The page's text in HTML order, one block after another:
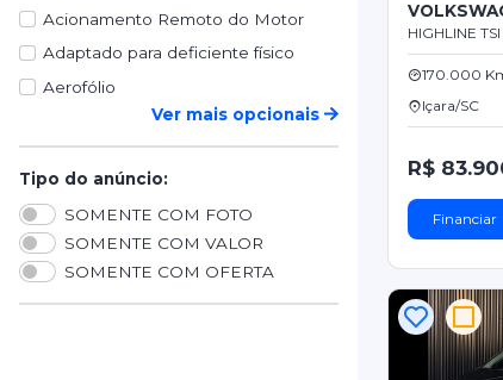
Acionamento Remoto do Motor
Adaptado para deficiente físico
Aerofólio
Ver mais opcionais
Tipo do anúncio:
SOMENTE COM FOTO
SOMENTE COM VALOR
SOMENTE COM OFERTA
HIGHLINE
170.000
Içara/SC
R$
Financiar